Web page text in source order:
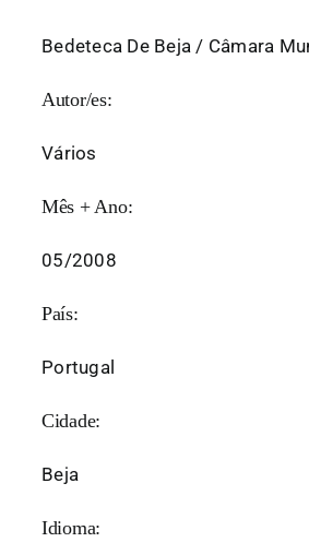
Bedeteca De Beja / Câmara
Autor/es:
Vários
Mês + Ano:
05/2008
País:
Portugal
Cidade:
Beja
Idioma: